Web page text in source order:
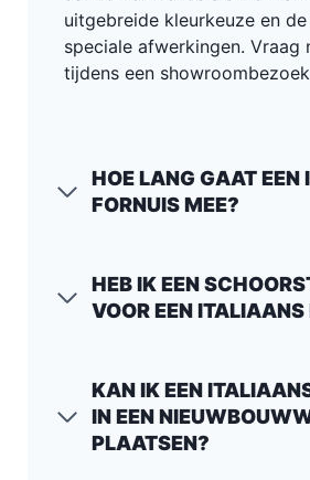
uitgebreide kleurkeuze en
speciale afwerkingen. Vraag
tijdens een
HOE LANG GAAT EEN
FORNUIS MEE?
HEB IK EEN
VOOR EEN ITALIAANS
KAN IK EEN
IN EEN
PLAATSEN?